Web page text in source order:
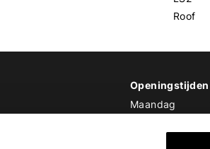
Roof
Openingstijden
Maandag
Woensdag